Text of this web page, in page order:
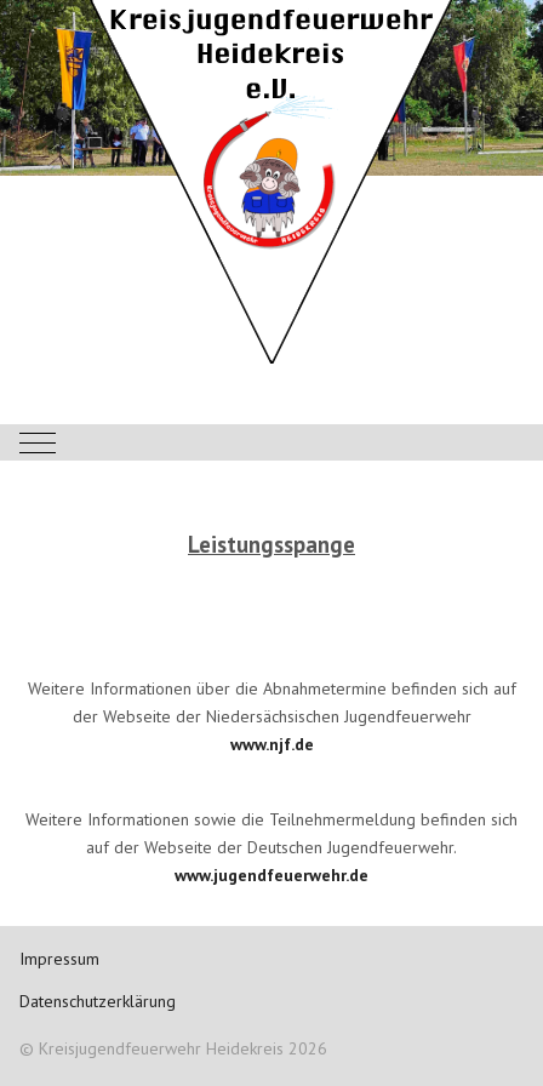
Mobile Menu Toggle
Leistungsspange
Weitere Informationen über die Abnahmetermine befinden sich auf
der Webseite der Niedersächsischen Jugendfeuerwehr
www.njf.de
Weitere Informationen sowie die Teilnehmermeldung befinden sich
auf der Webseite der Deutschen Jugendfeuerwehr.
www.jugendfeuerwehr.de
Impressum
Datenschutzerklärung
© Kreisjugendfeuerwehr Heidekreis 2026